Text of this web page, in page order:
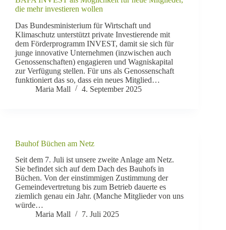
die mehr investieren wollen
Das Bundesministerium für Wirtschaft und
Klimaschutz unterstützt private Investierende mit
dem Förderprogramm INVEST, damit sie sich für
junge innovative Unternehmen (inzwischen auch
Genossenschaften) engagieren und Wagniskapital
zur Verfügung stellen. Für uns als Genossenschaft
funktioniert das so, dass ein neues Mitglied…
Maria Mall
4. September 2025
Bauhof Büchen am Netz
Seit dem 7. Juli ist unsere zweite Anlage am Netz.
Sie befindet sich auf dem Dach des Bauhofs in
Büchen. Von der einstimmigen Zustimmung der
Gemeindevertretung bis zum Betrieb dauerte es
ziemlich genau ein Jahr. (Manche Mitglieder von uns
würde…
Maria Mall
7. Juli 2025